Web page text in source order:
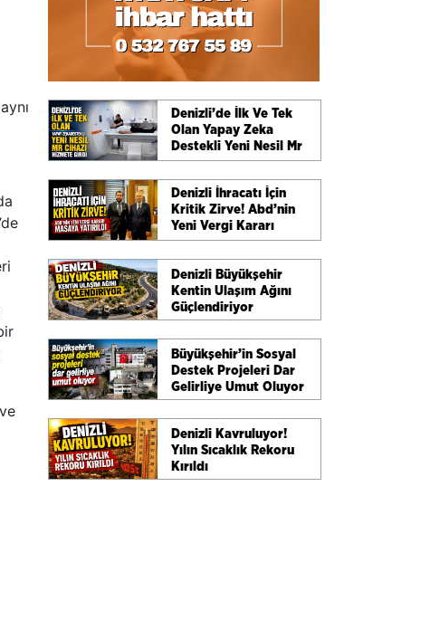
Denizli’de İlk Ve Tek
Olan Yapay Zeka
Destekli Yeni Nesil Mr
Cihazı Hizmete Girdi
Denizli İhracatı İçin
Kritik Zirve! Abd’nin
Yeni Vergi Kararı
Masaya Yatırıldı
Denizli Büyükşehir
Kentin Ulaşım Ağını
Güçlendiriyor
Büyükşehir’in Sosyal
Destek Projeleri Dar
Gelirliye Umut Oluyor
Denizli Kavruluyor!
Yılın Sıcaklık Rekoru
Kırıldı